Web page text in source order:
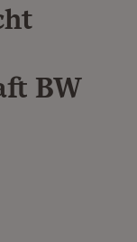
BW